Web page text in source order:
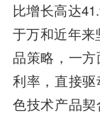
比增长高达
于万和近年来
品策略，一
利率，直接
色技术产品